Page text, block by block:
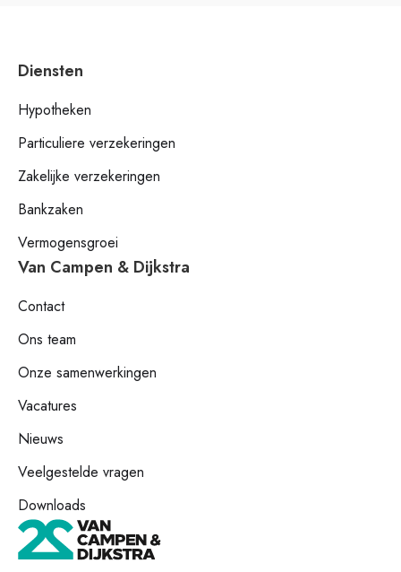
Diensten
Hypotheken
Particuliere verzekeringen
Zakelijke verzekeringen
Bankzaken
Vermogensgroei
Van Campen & Dijkstra
Contact
Ons team
Onze samenwerkingen
Vacatures
Nieuws
Veelgestelde vragen
Downloads